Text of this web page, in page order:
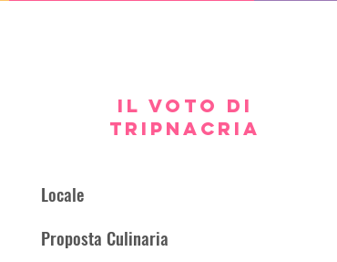
IL VOTO DI
TRIPNACRIA
Locale
Proposta Culinaria